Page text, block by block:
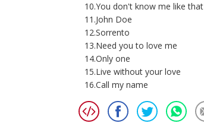
10.You don't know me like that
11.John Doe
12.Sorrento
13.Need you to love me
14.Only one
15.Live without your love
16.Call my name